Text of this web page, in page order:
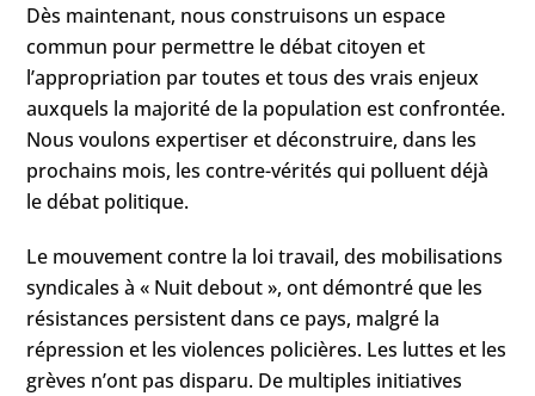
Dès maintenant, nous construisons un espace
commun pour permettre le débat citoyen et
l’appropriation par toutes et tous des vrais enjeux
auxquels la majorité de la population est confrontée.
Nous voulons expertiser et déconstruire, dans les
prochains mois, les contre-vérités qui polluent déjà
le débat politique.
Le mouvement contre la loi travail, des mobilisations
syndicales à « Nuit debout », ont démontré que les
résistances persistent dans ce pays, malgré la
répression et les violences policières. Les luttes et les
grèves n’ont pas disparu. De multiples initiatives